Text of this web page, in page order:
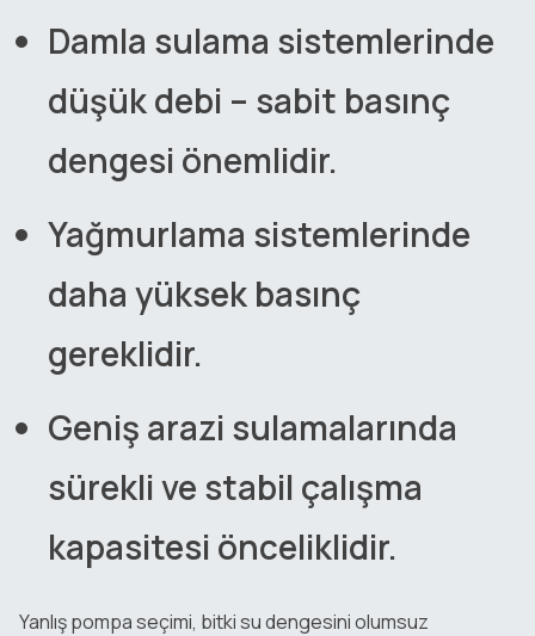
Damla sulama sistemlerinde
düşük debi – sabit basınç
dengesi önemlidir.
Yağmurlama sistemlerinde
daha yüksek basınç
gereklidir.
Geniş arazi sulamalarında
sürekli ve stabil çalışma
kapasitesi önceliklidir.
Yanlış pompa seçimi, bitki su dengesini olumsuz